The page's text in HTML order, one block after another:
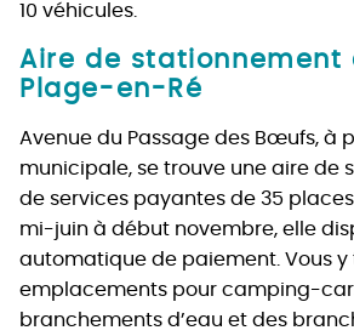
10 véhicules.
Aire de stationnement
Plage-en-Ré
Avenue du Passage des Bœufs, à
municipale, se trouve une aire de
de services payantes de 35
mi-juin à début novembre, elle
automatique de paiement. Vous y
emplacements pour camping-
branchements d’eau et des